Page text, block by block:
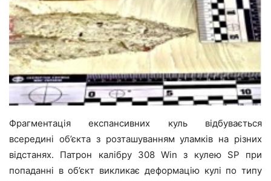
Фрагментація експансивних куль відбувається
всередині об’єкта з розташуванням уламків на різних
відстанях. Патрон калібру 308 Win з кулею SP при
попаданні в об’єкт викликає деформацію кулі по типу